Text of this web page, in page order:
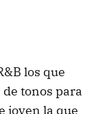
los que
tonos para
joven la que